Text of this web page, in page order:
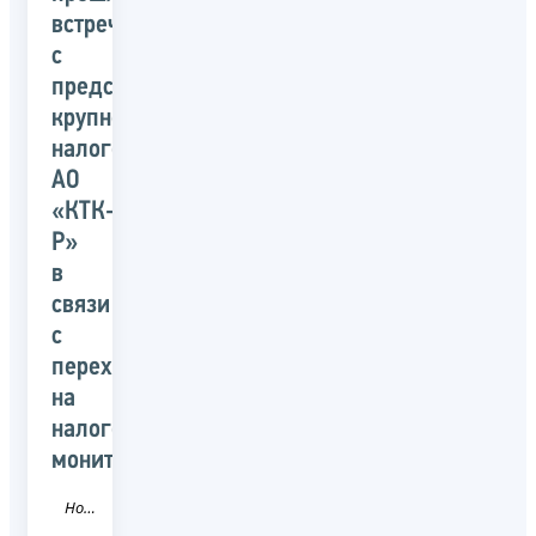
встреча
с
представителями
крупнейшего
налогоплательщика
АО
«КТК-
Р»
в
связи
с
переходом
на
налоговый
мониторинг
Новость